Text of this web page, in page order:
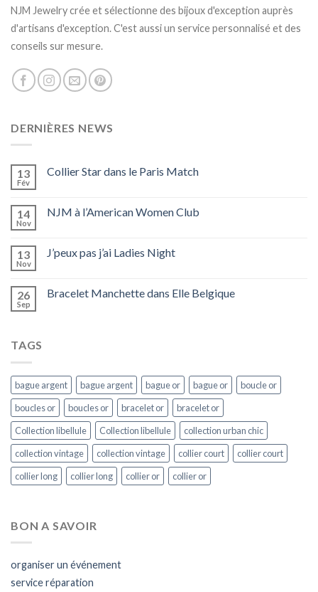
NJM Jewelry crée et sélectionne des bijoux d'exception auprès
d'artisans d'exception. C'est aussi un service personnalisé et des
conseils sur mesure.
DERNIÈRES NEWS
13
Fév
Collier Star dans le Paris Match
14
Nov
NJM à l’American Women Club
13
Nov
J’peux pas j’ai Ladies Night
26
Sep
Bracelet Manchette dans Elle Belgique
TAGS
bague argent bague argent bague or bague or
boucle or
boucles or
boucles or bracelet or
bracelet or
Collection libellule
Collection libellule
collection urban chic
collection vintage
collection vintage collier court
collier court
collier long
collier long collier or collier or
BON A SAVOIR
organiser un événement
service réparation